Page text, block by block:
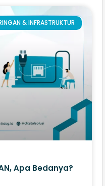
& INFRASTRUKTUR
Apa Bedanya?